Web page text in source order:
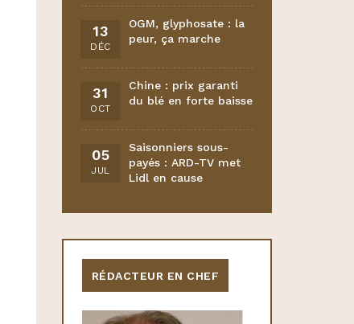
13
DÉC
OGM, glyphosate : la
peur, ça marche
31
OCT
Chine : prix garanti
du blé en forte baisse
05
JUL
Saisonniers sous-
payés : ARD-TV met
Lidl en cause
RÉDACTEUR EN CHEF